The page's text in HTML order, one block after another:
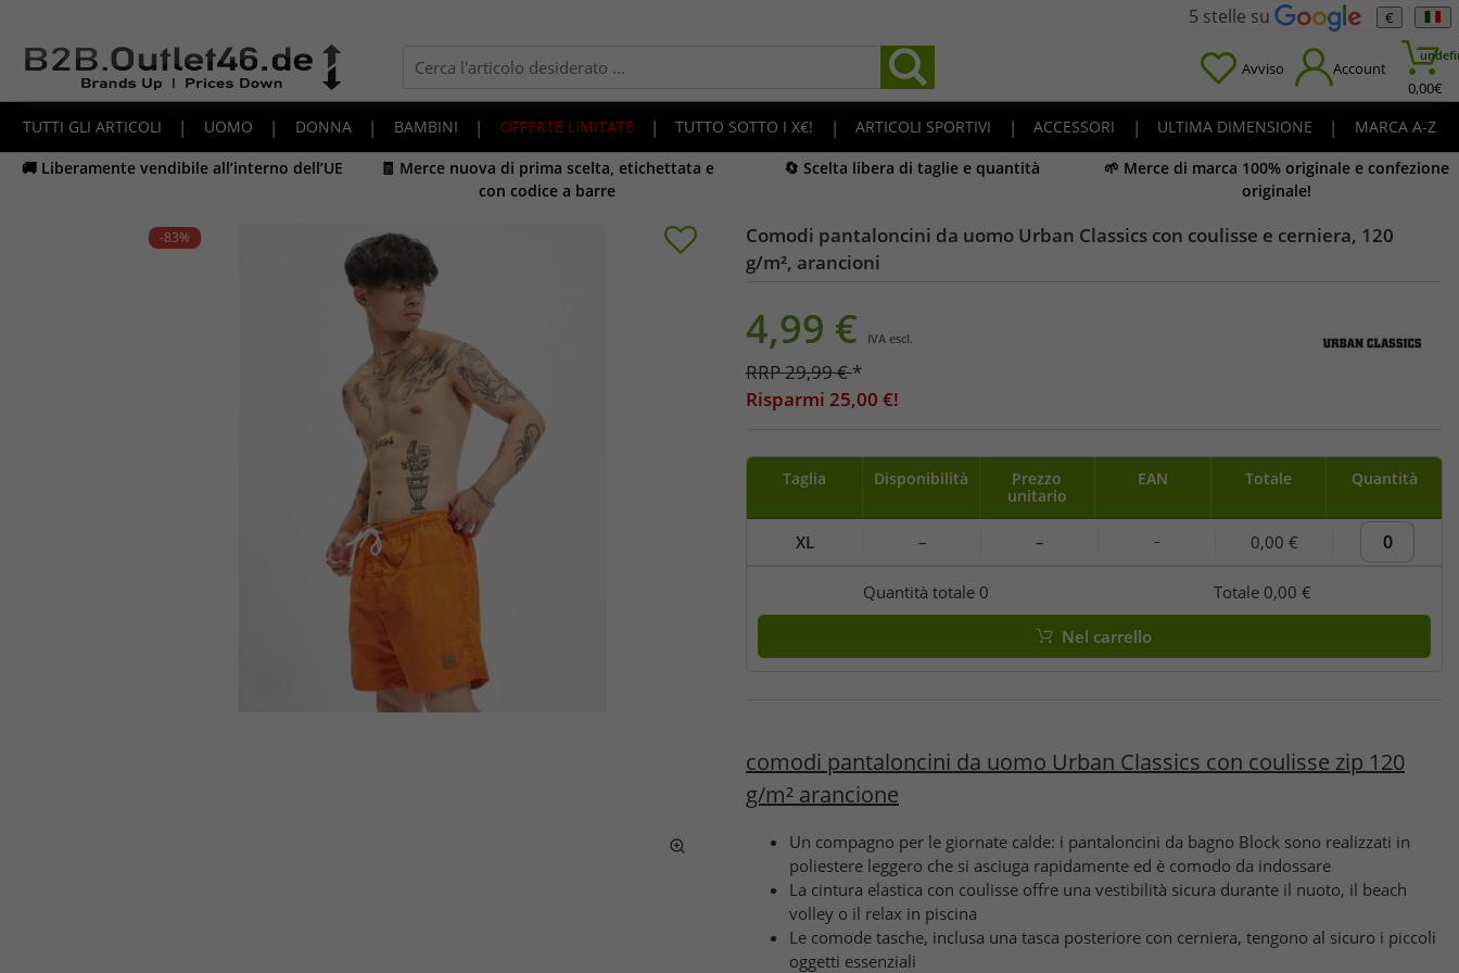
5 stelle su €
Avviso Account
0,00€
TUTTI GLI ARTICOLI | UOMO | DONNA | BAMBINI | OFFERTE LIMITATE | TUTTO SOTTO I X€! | ARTICOLI SPORTIVI | ACCESSORI | ULTIMA DIMENSIONE |
MARCA A-Z
🚚 Liberamente vendibile all’interno dell’UE
🧾 Merce nuova di prima scelta, etichettata e
con codice a barre
🔄 Scelta libera di taglie e quantità
🌱 Merce di marca 100% originale e confezione
originale!
-83%
Comodi pantaloncini da uomo Urban Classics con coulisse e cerniera, 120
g/m², arancioni
4,99 € IVA escl.
RRP29,99€*
Risparmi 25,00 €!
Taglia Disponibilità
Prezzo
unitario
EAN Totale Quantità
XL – – – 0,00 €
Quantità totale 0 Totale 0,00 €
Nel carrello
comodi pantaloncini da uomo Urban Classics con coulisse zip 120
g/m² arancione
Un compagno per le giornate calde: i pantaloncini da bagno Block sono realizzati in
poliestere leggero che si asciuga rapidamente ed è comodo da indossare
La cintura elastica con coulisse offre una vestibilità sicura durante il nuoto, il beach
volley o il relax in piscina
Le comode tasche, inclusa una tasca posteriore con cerniera, tengono al sicuro i piccoli
oggetti essenziali